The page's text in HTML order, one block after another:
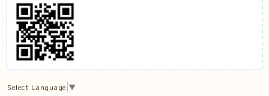
Select Language ▼